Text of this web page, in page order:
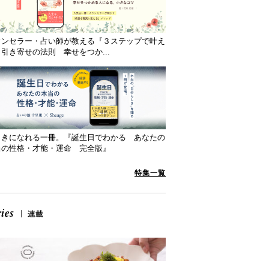
セラー・占い師が教える『３ステップで叶え
き寄せの法則 幸せをつか...
きになれる一冊。『誕生日でわかる あなたの
性格・才能・運命 完全版』
特集一覧